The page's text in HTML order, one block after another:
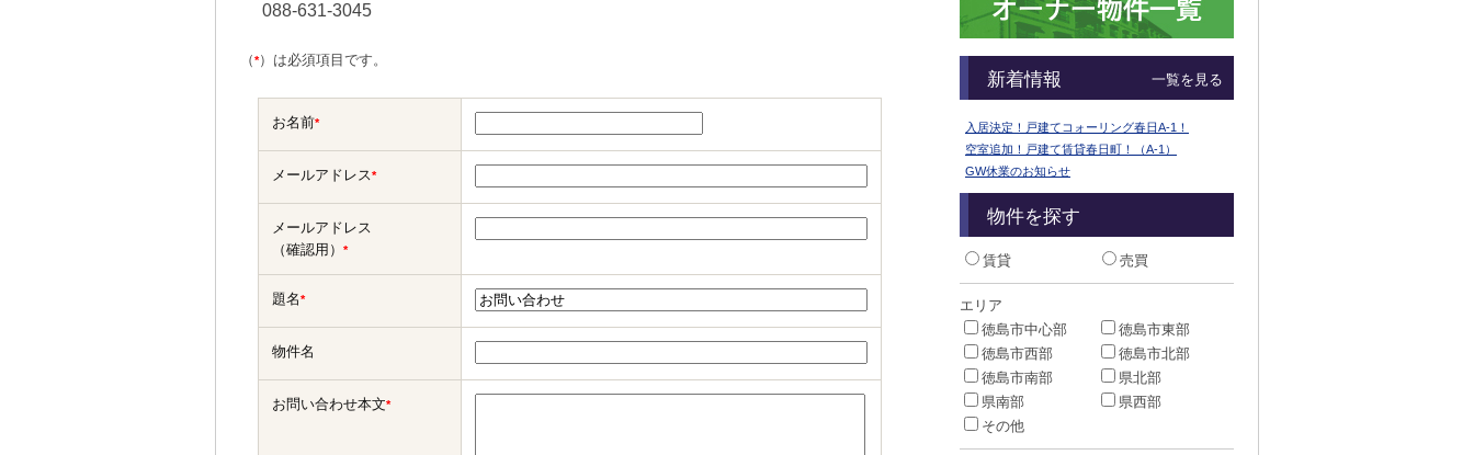
088-631-3045
（*）は必須項目です。
お名前*
メールアドレス*
メールアドレス
（確認用）
*
題名*
物件名
お問い合わせ本文*
新着情報 一覧を見る
入居決定！戸建てコォーリング春日A-1！
空室追加！戸建て賃貸春日町！（A-1）
GW休業のお知らせ
物件を探す
賃貸 売買
エリア
徳島市中心部
徳島市東部
徳島市西部
徳島市北部
徳島市南部
県北部
県南部
県西部
その他